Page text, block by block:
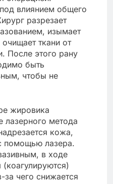
влиянием общего
разрезает
изымает
ткани от
После этого рану
быть
чтобы не
жировика
лазерного метода
кожа,
помощью лазера.
в ходе
чего снижается